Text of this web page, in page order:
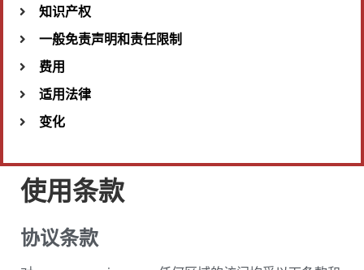
知识产权
一般免责声明和责任限制
费用
适用法律
变化
使用条款
协议条款